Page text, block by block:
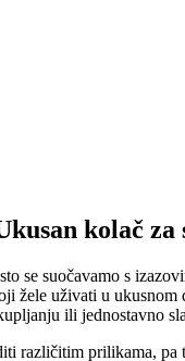
kolač
se suočavamo s
žele uživati u
ili jednostavno
različitim prilikama,